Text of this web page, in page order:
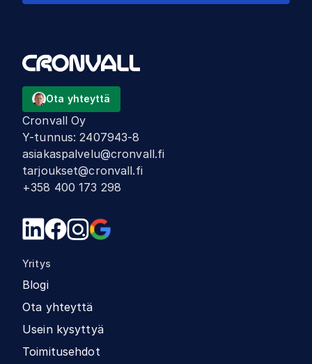
Ota yhteyttä
Cronvall Oy
Y-tunnus:2407943-8
asiakaspalvelu@cronvall.fi
tarjoukset@cronvall.fi
+358 400 173 298
Yritys
Blogi
Ota yhteyttä
Usein kysyttyä
Toimitusehdot